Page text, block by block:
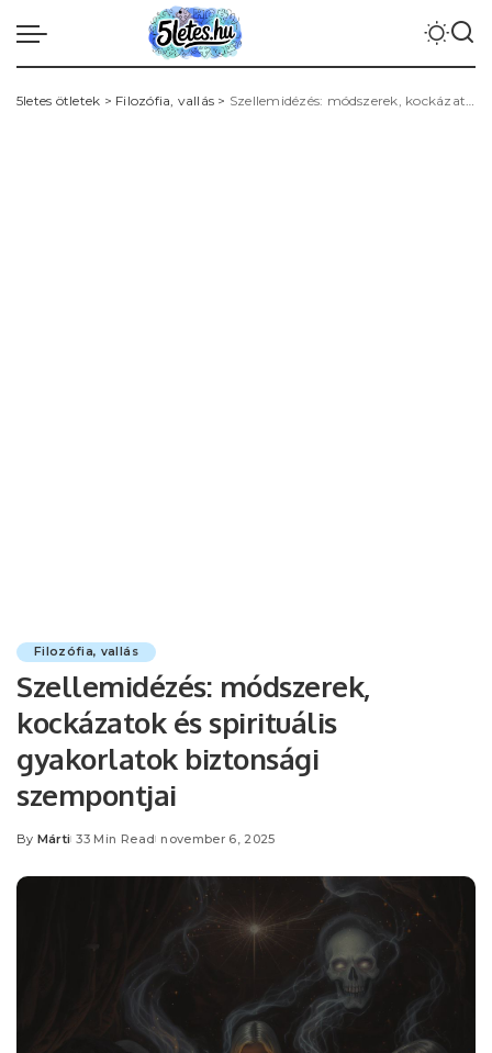
5letes ötletek > Filozófia, vallás > Szellemidézés: módszerek, kockázatok és spirituális gyakorlatok biztonsági szempontjai
Filozófia, vallás
Szellemidézés: módszerek,
kockázatok és spirituális
gyakorlatok biztonsági
szempontjai
Posted
By Márti 33 Min Read november 6, 2025